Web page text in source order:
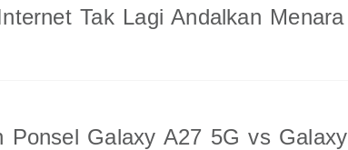
Tak Lagi Andalkan Menara
Ponsel Galaxy A27 5G vs Galaxy